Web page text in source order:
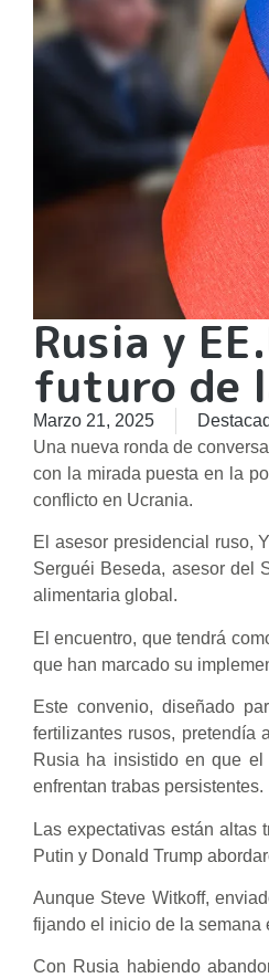
Rusia y
futuro de
Marzo 21, 2025
Una nueva ronda de
con la mirada puesta en la
conflicto en Ucrania.
El asesor presidencial ruso,
Serguéi Beseda, asesor del
alimentaria global.
El encuentro, que tendrá
que han marcado su
Este convenio, diseñado
fertilizantes rusos, pretendía
Rusia ha insistido en que el
enfrentan trabas persistentes.
Las expectativas están
Putin y Donald Trump
Aunque Steve Witkoff,
fijando el inicio de la semana
Con Rusia habiendo